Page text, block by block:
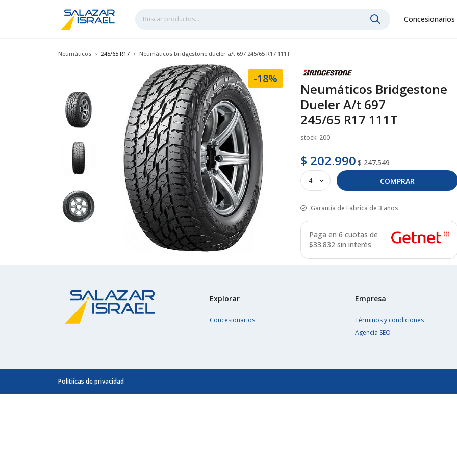
Concesionarios
Neumáticos 245/65 R17 Neumáticos bridgestone dueler a/t 697 245/65 R17 111T
-18%
Neumáticos Bridgestone
Dueler A/t 697
245/65 R17 111T
stock: 200
$ 202.990 $ 247.549
COMPRAR
Garantía de Fabrica de 3 años
Paga en 6 cuotas de
$33.832 sin interés
Explorar
Concesionarios
Empresa
Términos y condiciones
Agencia SEO
Politiícas de privacidad